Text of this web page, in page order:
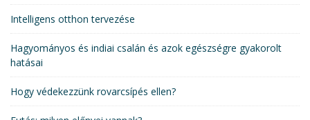
Intelligens otthon tervezése
Hagyományos és indiai csalán és azok egészségre gyakorolt
hatásai
Hogy védekezzünk rovarcsípés ellen?